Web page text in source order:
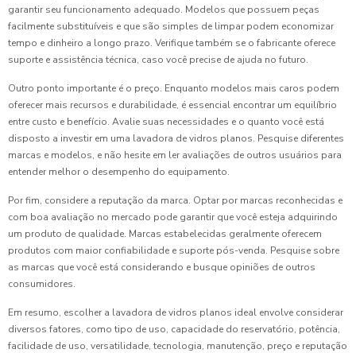
garantir seu funcionamento adequado. Modelos que possuem peças
facilmente substituíveis e que são simples de limpar podem economizar
tempo e dinheiro a longo prazo. Verifique também se o fabricante oferece
suporte e assistência técnica, caso você precise de ajuda no futuro.
Outro ponto importante é o preço. Enquanto modelos mais caros podem
oferecer mais recursos e durabilidade, é essencial encontrar um equilíbrio
entre custo e benefício. Avalie suas necessidades e o quanto você está
disposto a investir em uma lavadora de vidros planos. Pesquise diferentes
marcas e modelos, e não hesite em ler avaliações de outros usuários para
entender melhor o desempenho do equipamento.
Por fim, considere a reputação da marca. Optar por marcas reconhecidas e
com boa avaliação no mercado pode garantir que você esteja adquirindo
um produto de qualidade. Marcas estabelecidas geralmente oferecem
produtos com maior confiabilidade e suporte pós-venda. Pesquise sobre
as marcas que você está considerando e busque opiniões de outros
consumidores.
Em resumo, escolher a lavadora de vidros planos ideal envolve considerar
diversos fatores, como tipo de uso, capacidade do reservatório, potência,
facilidade de uso, versatilidade, tecnologia, manutenção, preço e reputação